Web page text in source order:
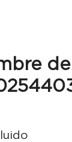
de